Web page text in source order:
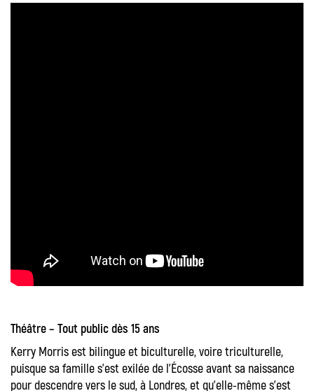
Théâtre – Tout public dès 15 ans
Kerry Morris est bilingue et biculturelle, voire triculturelle,
puisque sa famille s’est exilée de l’Écosse avant sa naissance
pour descendre vers le sud, à Londres, et qu’elle-même s’est